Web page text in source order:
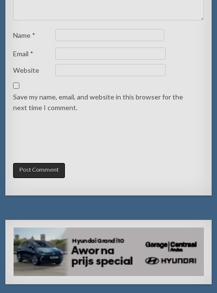
Name *
Email *
Website
Save my name, email, and website in this browser for the
next time I comment.